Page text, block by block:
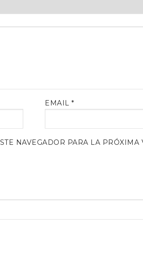
EMAIL*
NAVEGADOR PARA LA PRÓXIMA